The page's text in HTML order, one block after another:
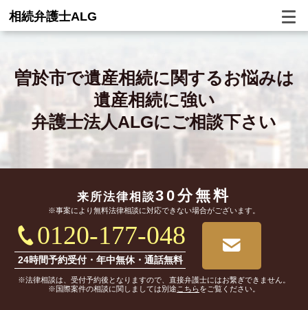
相続弁護士ALG
曽於市で遺産相続に関するお悩みは
遺産相続に強い
弁護士法人ALGにご相談下さい
来所法律相談30分無料
※事案により無料法律相談に対応できない場合がございます。
0120-177-048
24時間予約受付・年中無休・通話無料
※法律相談は、受付予約後となりますので、直接弁護士にはお繋ぎできません。
※国際案件の相談に関しましては別途 こちらをご覧ください。